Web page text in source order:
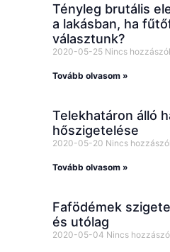
Tényleg brutális
a lakásban, ha
választunk?
2020-05-25 Nincs
Tovább olvasom »
Telekhatáron álló
hőszigetelése
2020-05-20 Nincs
Tovább olvasom »
Fafödémek
és utólag
2020-05-04 Nincs